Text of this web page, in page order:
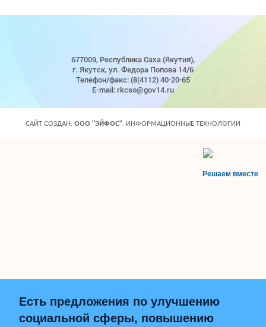
677009, Республика Саха (Якутия),
г. Якутск, ул. Федора Попова 14/6
Телефон/факс: (8(4112) 40-20-65
E-mail: rkcso@gov14.ru
САЙТ СОЗДАН: ООО "ЭЙФОС" . ИНФОРМАЦИОННЫЕ ТЕХНОЛОГИИ
Решаем вместе
Есть предложения по улучшению
социальной сферы, повышению